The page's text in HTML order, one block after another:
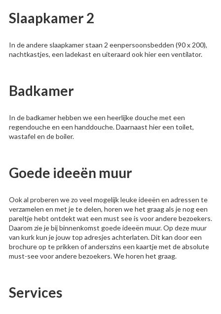
Slaapkamer 2
In de andere slaapkamer staan 2 eenpersoonsbedden (90 x 200),
nachtkastjes, een ladekast en uiteraard ook hier een ventilator.
Badkamer
In de badkamer hebben we een heerlijke douche met een
regendouche en een handdouche. Daarnaast hier een toilet,
wastafel en de boiler.
Goede ideeën muur
Ook al proberen we zo veel mogelijk leuke ideeën en adressen te
verzamelen en met je te delen, horen we het graag als je nog een
pareltje hebt ontdekt wat een must see is voor andere bezoekers.
Daarom zie je bij binnenkomst goede ideeën muur. Op deze muur
van kurk kun je jouw top adresjes achterlaten. Dit kan door een
brochure op te prikken of anderszins een kaartje met de absolute
must-see voor andere bezoekers. We horen het graag.
Services